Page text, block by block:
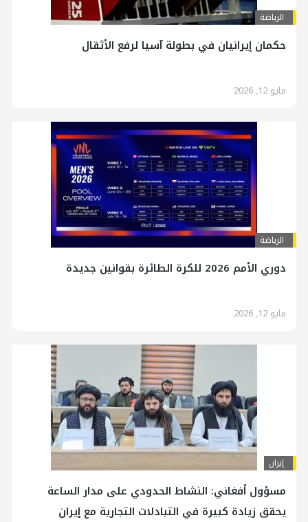
الرياضة
حكمان إيرانيان في بطولة آسيا لرفع الأثقال
مايو 12, 2026
الرياضة
دوري الأمم 2026 للكرة الطائرة بقوانين جديدة
مايو 12, 2026
إيران
مسؤول أفغاني: النشاط الحدودي على مدار الساعة
يحقق زيادة كبيرة في التبادلات التجارية مع إيران